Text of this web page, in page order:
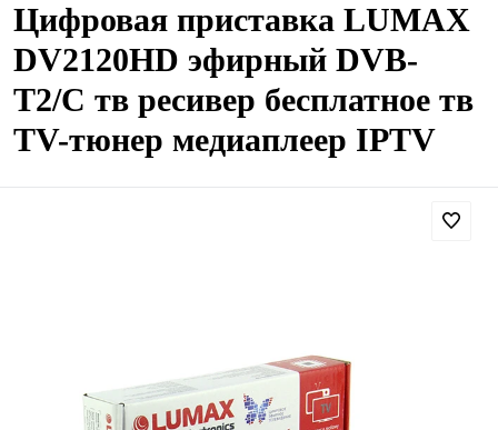
Цифровая приставка LUMAX
DV2120HD эфирный DVB-
T2/C тв ресивер бесплатное тв
TV-тюнер медиаплеер IPTV